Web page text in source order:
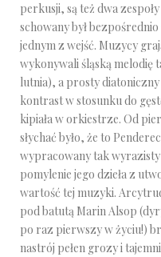
perkusji, są też dwa
schowany był
jednym z wejść. Muzycy
wykonywali śląską melodię
lutnia), a prosty
kontrast w stosunku do
kipiała w orkiestrze. Od
słychać było, że to
wypracowany tak
pomylenie jego dzieła z
wartość tej muzyki.
pod batutą Marin Alsop
po raz pierwszy w życiu!)
nastrój pełen grozy i